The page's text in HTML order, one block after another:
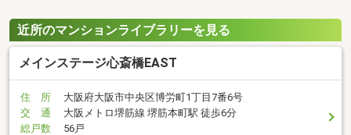
近所のマンションライブラリーを見る
メインステージ心斎橋EAST
住 所
大阪府大阪市中央区博労町1丁目7番6号
交 通
大阪メトロ堺筋線 堺筋本町駅 徒歩6分
総戸数
56戸